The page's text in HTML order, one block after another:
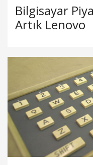
Bilgisayar
Artık Lenovo